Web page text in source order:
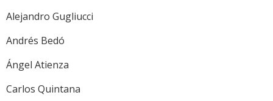
Alejandro Gugliucci
Andrés Bedó
Ángel Atienza
Carlos Quintana